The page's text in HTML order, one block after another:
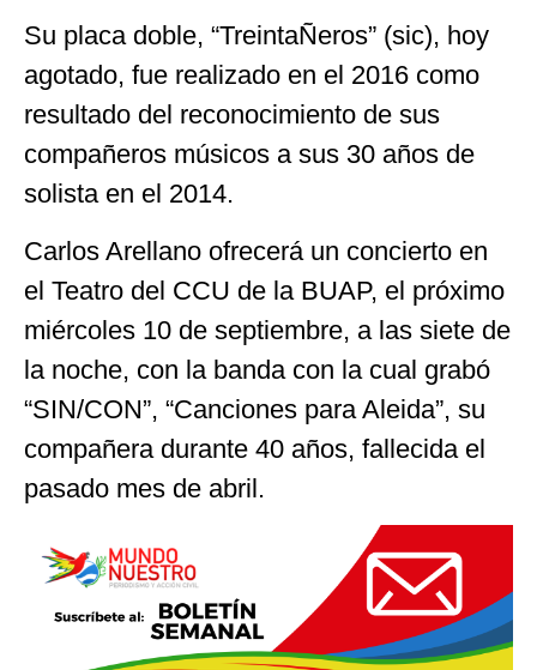
Su placa doble, “TreintaÑeros” (sic), hoy
agotado, fue realizado en el 2016 como
resultado del reconocimiento de sus
compañeros músicos a sus 30 años de
solista en el 2014.
Carlos Arellano ofrecerá un concierto en
el Teatro del CCU de la BUAP, el próximo
miércoles 10 de septiembre, a las siete de
la noche, con la banda con la cual grabó
“SIN/CON”, “Canciones para Aleida”, su
compañera durante 40 años, fallecida el
pasado mes de abril.